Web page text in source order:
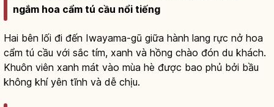
ngắm hoa cẩm tú cầu nổi tiếng
Hai bên lối đi đến Iwayama-gū giữa hành lang rực nở hoa
cẩm tú cầu với sắc tím, xanh và hồng chào đón du khách.
Khuôn viên xanh mát vào mùa hè được bao phủ bởi bầu
không khí yên tĩnh và dễ chịu.